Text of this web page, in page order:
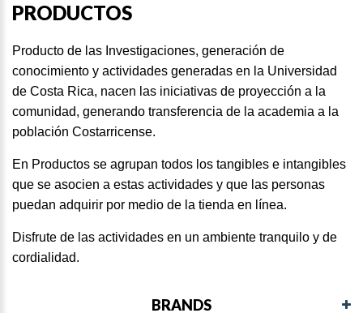
PRODUCTOS
Producto de las Investigaciones, generación de
conocimiento y actividades generadas en la Universidad
de Costa Rica, nacen las iniciativas de proyección a la
comunidad, generando transferencia de la academia a la
población Costarricense.
En Productos se agrupan todos los tangibles e intangibles
que se asocien a estas actividades y que las personas
puedan adquirir por medio de la tienda en línea.
Disfrute de las actividades en un ambiente tranquilo y de
cordialidad.
BRANDS